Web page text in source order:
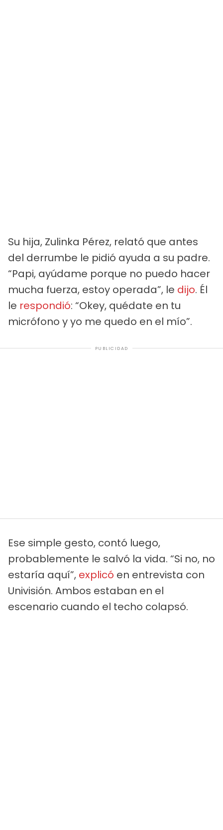
Su hija, Zulinka Pérez, relató que antes
del derrumbe le pidió ayuda a su padre.
“Papi, ayúdame porque no puedo hacer
mucha fuerza, estoy operada”, le dijo. Él
le respondió: “Okey, quédate en tu
micrófono y yo me quedo en el mío”.
PUBLICIDAD
Ese simple gesto, contó luego,
probablemente le salvó la vida. “Si no, no
estaría aquí”, explicó en entrevista con
Univisión. Ambos estaban en el
escenario cuando el techo colapsó.